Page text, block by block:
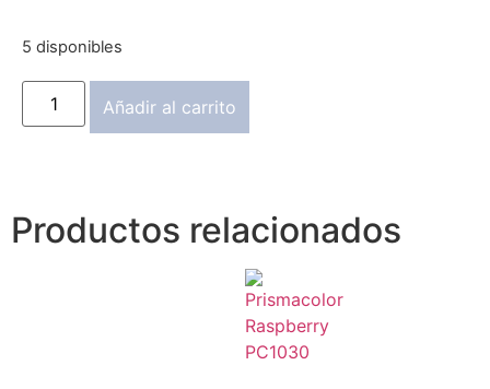
5 disponibles
Añadir al carrito
Productos relacionados